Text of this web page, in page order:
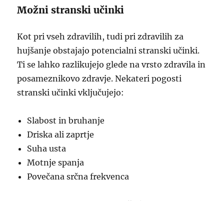
Možni stranski učinki
Kot pri vseh zdravilih, tudi pri zdravilih za
hujšanje obstajajo potencialni stranski učinki.
Ti se lahko razlikujejo glede na vrsto zdravila in
posameznikovo zdravje. Nekateri pogosti
stranski učinki vključujejo:
Slabost in bruhanje
Driska ali zaprtje
Suha usta
Motnje spanja
Povečana srčna frekvenca